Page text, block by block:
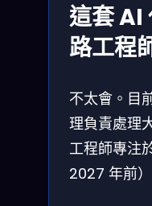
這套 AI
路工程
不太會。目
理負責處理
工程師專注
2027 年前